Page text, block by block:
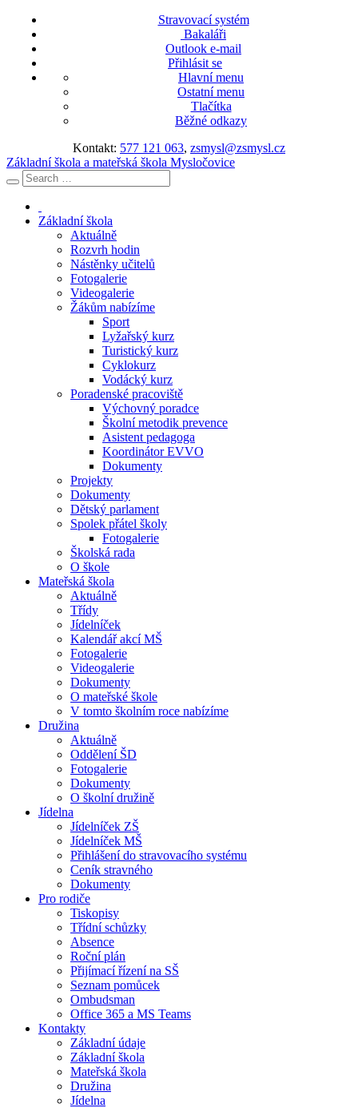
Stravovací systém
Bakaláři
Outlook e-mail
Přihlásit se
Hlavní menu
Ostatní menu
Tlačítka
Běžné odkazy
Kontakt: 577 121 063, zsmysl@zsmysl.cz
Základní škola a mateřská škola Mysločovice
Základní škola
Aktuálně
Rozvrh hodin
Nástěnky učitelů
Fotogalerie
Videogalerie
Žákům nabízíme
Sport
Lyžařský kurz
Turistický kurz
Cyklokurz
Vodácký kurz
Poradenské pracoviště
Výchovný poradce
Školní metodik prevence
Asistent pedagoga
Koordinátor EVVO
Dokumenty
Projekty
Dokumenty
Dětský parlament
Spolek přátel školy
Fotogalerie
Školská rada
O škole
Mateřská škola
Aktuálně
Třídy
Jídelníček
Kalendář akcí MŠ
Fotogalerie
Videogalerie
Dokumenty
O mateřské škole
V tomto školním roce nabízíme
Družina
Aktuálně
Oddělení ŠD
Fotogalerie
Dokumenty
O školní družině
Jídelna
Jídelníček ZŠ
Jídelníček MŠ
Přihlášení do stravovacího systému
Ceník stravného
Dokumenty
Pro rodiče
Tiskopisy
Třídní schůzky
Absence
Roční plán
Přijímací řízení na SŠ
Seznam pomůcek
Ombudsman
Office 365 a MS Teams
Kontakty
Základní údaje
Základní škola
Mateřská škola
Družina
Jídelna